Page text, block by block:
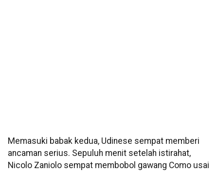
Memasuki babak kedua, Udinese sempat memberi
ancaman serius. Sepuluh menit setelah istirahat,
Nicolo Zaniolo sempat membobol gawang Como usai